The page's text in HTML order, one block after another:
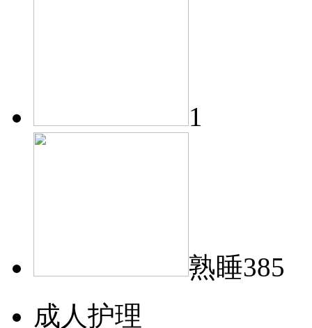
1
熟睡385
成人护理